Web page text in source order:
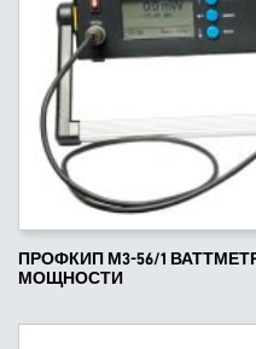
ПРОФКИП М3-56/1
МОЩНОСТИ